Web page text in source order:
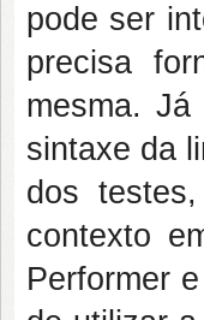
pode ser
precisa
mesma.
sintaxe da
dos
contexto
Performer